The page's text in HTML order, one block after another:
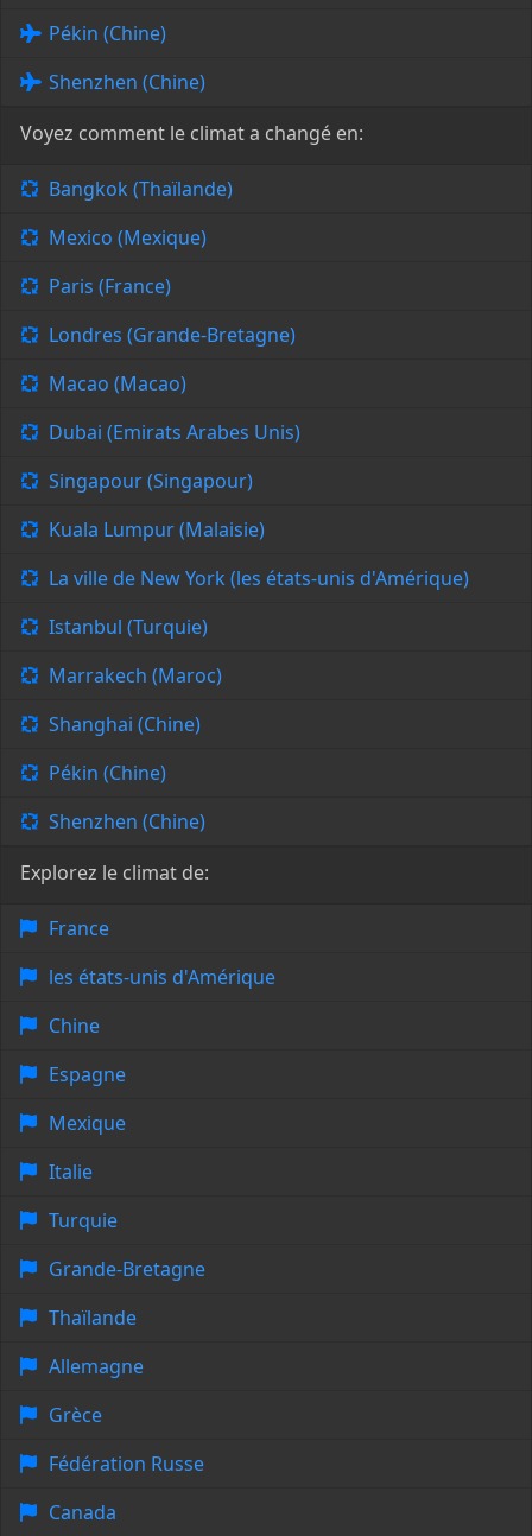
Pékin (Chine)
Shenzhen (Chine)
Voyez comment le climat a changé en:
Bangkok (Thaïlande)
Mexico (Mexique)
Paris (France)
Londres (Grande-Bretagne)
Macao (Macao)
Dubai (Emirats Arabes Unis)
Singapour (Singapour)
Kuala Lumpur (Malaisie)
La ville de New York (les états-unis d'Amérique)
Istanbul (Turquie)
Marrakech (Maroc)
Shanghai (Chine)
Pékin (Chine)
Shenzhen (Chine)
Explorez le climat de:
France
les états-unis d'Amérique
Chine
Espagne
Mexique
Italie
Turquie
Grande-Bretagne
Thaïlande
Allemagne
Grèce
Fédération Russe
Canada